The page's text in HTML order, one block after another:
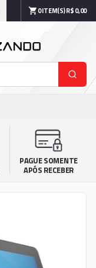
0ITEM(S)R$ 0,00
PAGUE SOMENTE
APÓS RECEBER